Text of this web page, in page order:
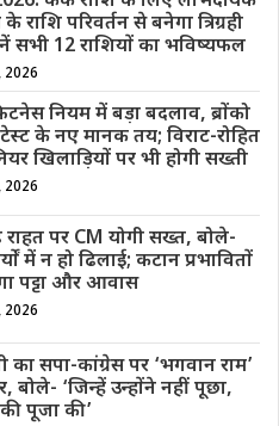
राशि परिवर्तन से बनेगा त्रिग्रही
सभी 12 राशियों का भविष्यफल
2026
नियम में बड़ा बदलाव, ब्रोंको
के नए मानक तय; विराट-रोहित
खिलाड़ियों पर भी होगी सख्ती
2026
राहत पर CM योगी सख्त, बोले-
में न हो ढिलाई; कटान प्रभावितों
पट्टा और आवास
2026
का सपा-कांग्रेस पर ‘भगवान राम’
बोले- ‘जिन्हें उन्होंने नहीं पूछा,
पूजा की’